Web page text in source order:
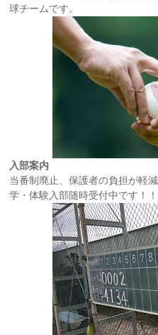
球チームです。
入部案内
当番制廃止、保護者の負担が軽
学・体験入部随時受付中です！！